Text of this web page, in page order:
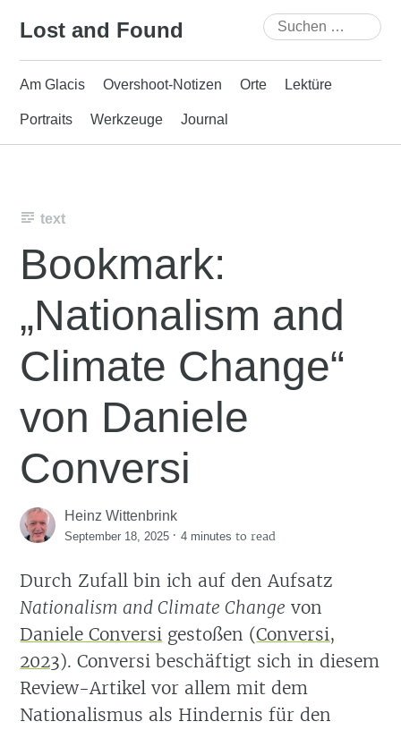
Lost and Found
Suchen
nach:
Am Glacis Overshoot-Notizen Orte Lektüre
Portraits Werkzeuge Journal
text
Bookmark:
„Nationalism and
Climate Change“
von Daniele
Conversi
Heinz Wittenbrink
September 18, 2025 ·4 minutes to read
Durch Zufall bin ich auf den Aufsatz
Nationalism and Climate Change von
Daniele Conversi gestoßen (Conversi,
2023). Conversi beschäftigt sich in diesem
Review-Artikel vor allem mit dem
Nationalismus als Hindernis für den